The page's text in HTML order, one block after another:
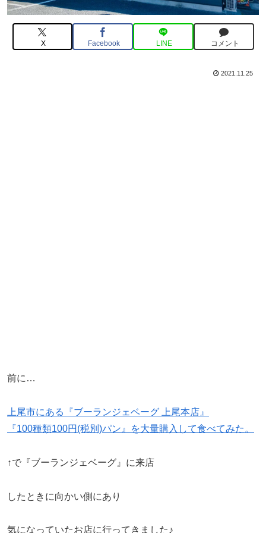
X Facebook LINE コメント
2021.11.25
前に…
上尾市にある『ブーランジェベーグ 上尾本店』
『100種類100円(税別)パン』を大量購入して食べてみた。
↑で『ブーランジェベーグ』に来店
したときに向かい側にあり
気になっていたお店に行ってきました♪